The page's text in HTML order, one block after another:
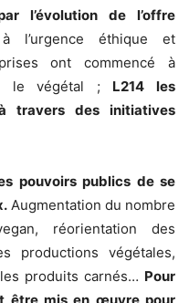
l’évolution de l’offre
l’urgence éthique et
ont commencé à
le végétal ; L214 les
travers des initiatives
pouvoirs publics de se
Augmentation du nombre
réorientation des
productions végétales,
produits carnés… Pour